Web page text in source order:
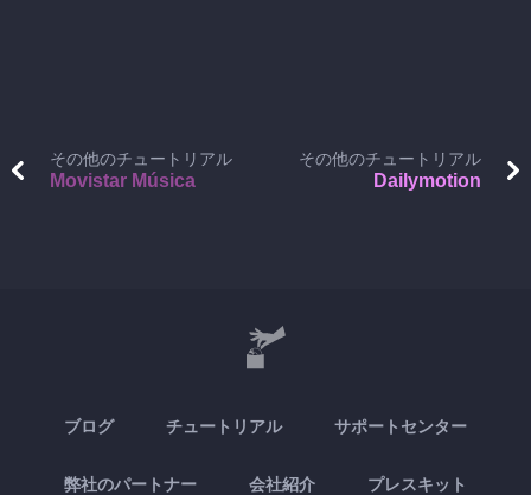
その他のチュートリアル
Movistar Música
その他のチュートリアル
Dailymotion
ブログ チュートリアル サポートセンター
弊社のパートナー 会社紹介 プレスキット